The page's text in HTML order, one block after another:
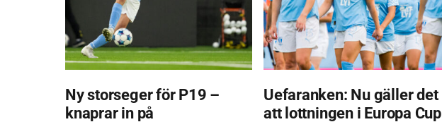
Ny storseger för P19 –
knaprar in på
Uefaranken: Nu gäller det
att lottningen i Europa Cup